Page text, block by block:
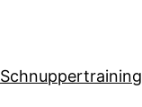
Schnuppertraining